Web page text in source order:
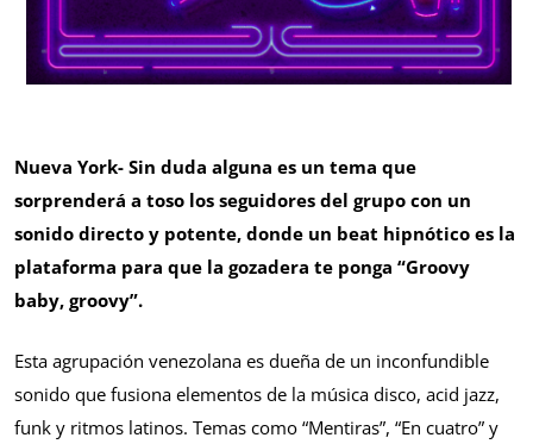
Nueva York- Sin duda alguna es un tema que
sorprenderá a toso los seguidores del grupo con un
sonido directo y potente, donde un beat hipnótico es la
plataforma para que la gozadera te ponga “Groovy
baby, groovy”.
Esta agrupación venezolana es dueña de un inconfundible
sonido que fusiona elementos de la música disco, acid jazz,
funk y ritmos latinos. Temas como “Mentiras”, “En cuatro” y